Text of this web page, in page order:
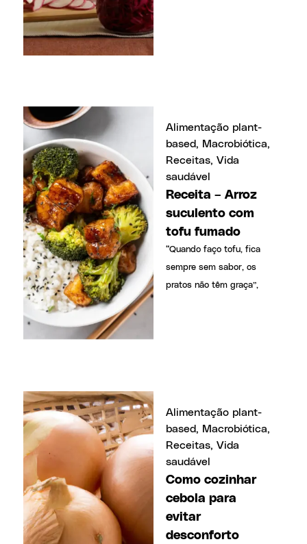
Alimentação plant-
based, Macrobiótica,
Receitas, Vida
saudável
Receita – Arroz
suculento com
tofu fumado
“Quando faço tofu, fica
sempre sem sabor, os
pratos não têm graça”,
Alimentação plant-
based Macrobiótica
Receitas Vida
saudável
Como cozinhar
cebola para
evitar
desconforto